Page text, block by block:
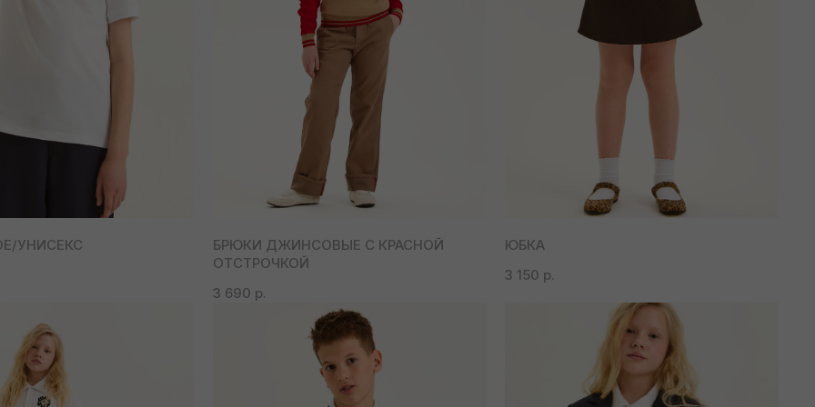
УНИСЕКС
БРЮКИ ДЖИНСОВЫЕ С КРАСНОЙ
ОТСТРОЧКОЙ
3 690 р.
ЮБКА
3 150 р.